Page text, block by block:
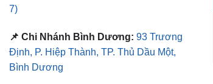
7)
📌 Chi Nhánh Bình Dương: 93 Trương
Định, P. Hiệp Thành, TP. Thủ Dầu Một,
Bình Dương